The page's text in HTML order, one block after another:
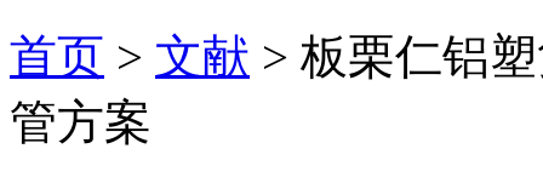
首页 > 文献 > 板栗仁铝
管方案